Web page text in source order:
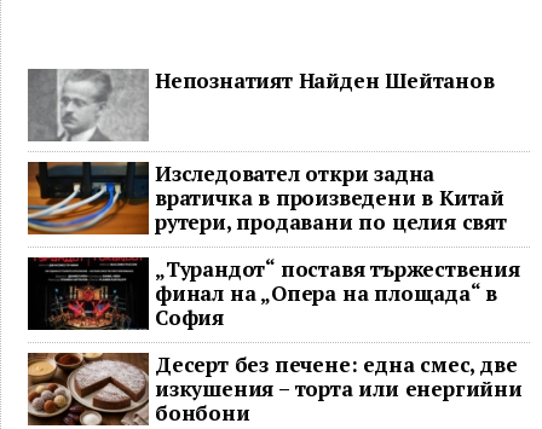
Непознатият Найден Шейтанов
Изследовател откри задна
вратичка в произведени в Китай
рутери, продавани по целия свят
„Турандот“ поставя тържествения
финал на „Опера на площада“ в
София
Десерт без печене: една смес, две
изкушения – торта или енергийни
бонбони